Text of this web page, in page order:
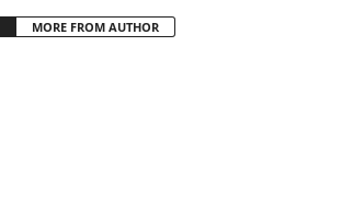
MORE FROM AUTHOR